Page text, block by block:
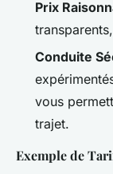
Prix
Conduite
vous
trajet.
Exemple de